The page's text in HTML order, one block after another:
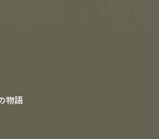
物語